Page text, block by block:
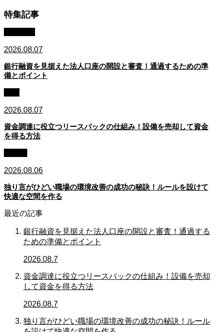
特集記事
2026.08.07
銀行融資を見据えた法人口座の開設と審査！通過するための準
備とポイント
2026.08.07
資金調達に役立つリースバックの仕組み！設備を売却して資金
を得る方法
2026.08.06
独り言がひどい職場の環境改善の成功の秘訣！ルールを設けて
快適な空間を作る
最近の記事
銀行融資を見据えた法人口座の開設と審査！通過する
ための準備とポイント
2026.08.7
資金調達に役立つリースバックの仕組み！設備を売却
して資金を得る方法
2026.08.7
独り言がひどい職場の環境改善の成功の秘訣！ルール